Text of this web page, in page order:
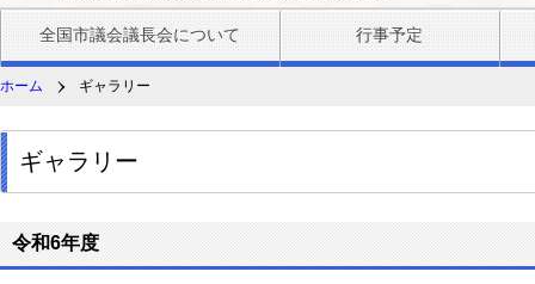
全国市議会議長会について 行事予定
ホーム ギャラリー
ギャラリー
令和6年度